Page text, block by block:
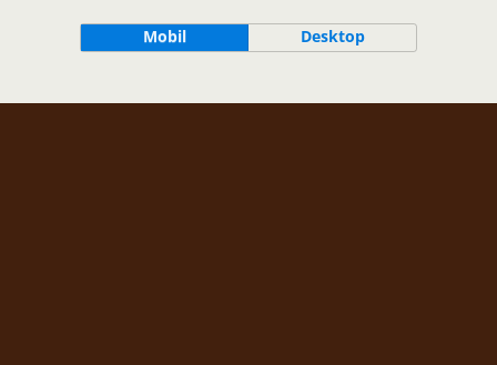
Mobil Desktop